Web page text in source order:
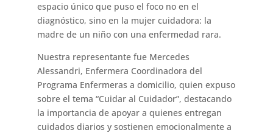
espacio único que puso el foco no en el
diagnóstico, sino en la mujer cuidadora: la
madre de un niño con una enfermedad rara.
Nuestra representante fue Mercedes
Alessandri, Enfermera Coordinadora del
Programa Enfermeras a domicilio, quien expuso
sobre el tema “Cuidar al Cuidador”, destacando
la importancia de apoyar a quienes entregan
cuidados diarios y sostienen emocionalmente a